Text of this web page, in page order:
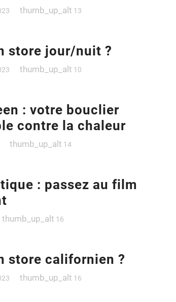
thumb_up_alt 13
store jour/nuit ?
thumb_up_alt 10
: votre bouclier
contre la chaleur
thumb_up_alt 14
: passez au film
thumb_up_alt 16
store californien ?
thumb_up_alt 16